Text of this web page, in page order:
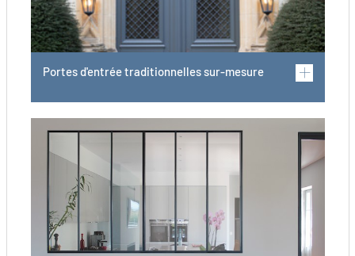
Portes d'entrée traditionnelles sur-mesure